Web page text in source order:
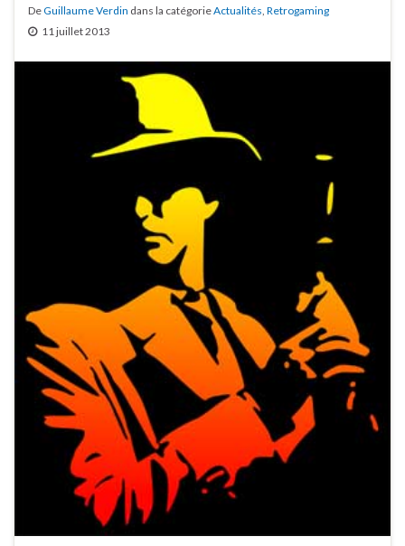
DeGuillaume Verdin dans la catégorieActualités, Retrogaming
11 juillet 2013